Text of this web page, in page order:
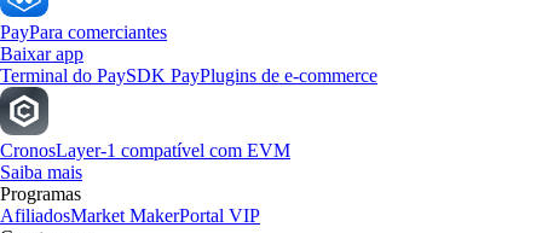
PayPara comerciantes
Baixar app
Terminal do PaySDK PayPlugins de e-commerce
CronosLayer-1 compatível com EVM
Saiba mais
Programas
AfiliadosMarket MakerPortal VIP